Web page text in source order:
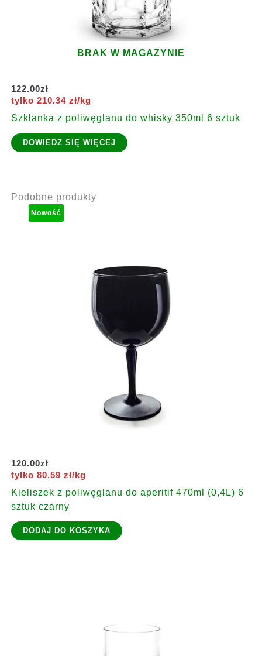
BRAK W MAGAZYNIE
122.00zł
tylko 210.34 zł/kg
Szklanka z poliwęglanu do whisky 350ml 6 sztuk
DOWIEDZ SIĘ WIĘCEJ
Podobne produkty
Nowość
120.00zł
tylko 80.59 zł/kg
Kieliszek z poliwęglanu do aperitif 470ml (0,4L) 6
sztuk czarny
DODAJ DO KOSZYKA